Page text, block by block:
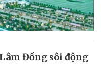
Đồng sôi động